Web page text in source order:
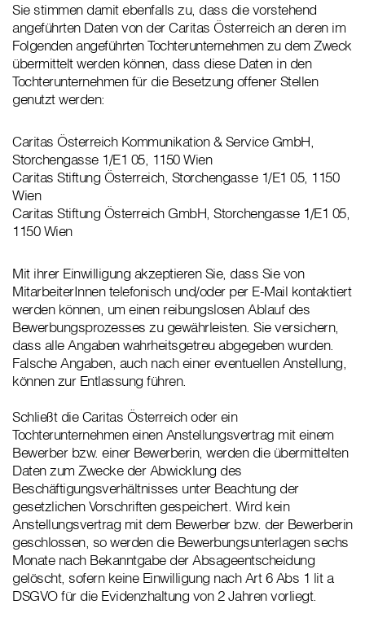
Sie stimmen damit ebenfalls zu, dass die vorstehend
angeführten Daten von der Caritas Österreich an deren im
Folgenden angeführten Tochterunternehmen zu dem Zweck
übermittelt werden können, dass diese Daten in den
Tochterunternehmen für die Besetzung offener Stellen
genutzt werden:
Caritas Österreich Kommunikation & Service GmbH,
Storchengasse 1/E1 05, 1150 Wien
Caritas Stiftung Österreich, Storchengasse 1/E1 05, 1150
Wien
Caritas Stiftung Österreich GmbH, Storchengasse 1/E1 05,
1150 Wien
Mit ihrer Einwilligung akzeptieren Sie, dass Sie von
MitarbeiterInnen telefonisch und/oder per E-Mail kontaktiert
werden können, um einen reibungslosen Ablauf des
Bewerbungsprozesses zu gewährleisten. Sie versichern,
dass alle Angaben wahrheitsgetreu abgegeben wurden.
Falsche Angaben, auch nach einer eventuellen Anstellung,
können zur Entlassung führen.
Schließt die Caritas Österreich oder ein
Tochterunternehmen einen Anstellungsvertrag mit einem
Bewerber bzw. einer Bewerberin, werden die übermittelten
Daten zum Zwecke der Abwicklung des
Beschäftigungsverhältnisses unter Beachtung der
gesetzlichen Vorschriften gespeichert. Wird kein
Anstellungsvertrag mit dem Bewerber bzw. der Bewerberin
geschlossen, so werden die Bewerbungsunterlagen sechs
Monate nach Bekanntgabe der Absageentscheidung
gelöscht, sofern keine Einwilligung nach Art 6 Abs 1 lit a
DSGVO für die Evidenzhaltung von 2 Jahren vorliegt.